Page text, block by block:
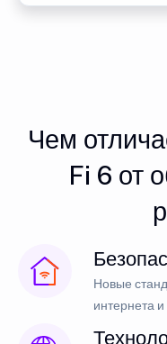
Чем
Fi 6 от
Новые
интернета